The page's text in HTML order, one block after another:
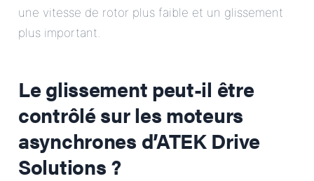
une vitesse de rotor plus faible et un glissement
plus important.
Le glissement peut-il être
contrôlé sur les moteurs
asynchrones d’ATEK Drive
Solutions ?